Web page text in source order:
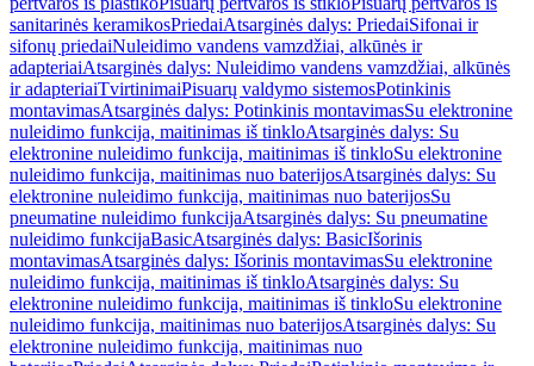
sanitarinės keramikosPriedaiAtsarginės dalys: PriedaiSifonai ir
sifonų priedaiNuleidimo vandens vamzdžiai, alkūnės ir
adapteriaiAtsarginės dalys: Nuleidimo vandens vamzdžiai, alkūnės
ir adapteriaiTvirtinimaiPisuarų valdymo sistemosPotinkinis
montavimasAtsarginės dalys: Potinkinis montavimasSu elektronine
nuleidimo funkcija, maitinimas iš tinkloAtsarginės dalys: Su
elektronine nuleidimo funkcija, maitinimas iš tinkloSu elektronine
nuleidimo funkcija, maitinimas nuo baterijosAtsarginės dalys: Su
elektronine nuleidimo funkcija, maitinimas nuo baterijosSu
pneumatine nuleidimo funkcijaAtsarginės dalys: Su pneumatine
nuleidimo funkcijaBasicAtsarginės dalys: BasicIšorinis
montavimasAtsarginės dalys: Išorinis montavimasSu elektronine
nuleidimo funkcija, maitinimas iš tinkloAtsarginės dalys: Su
elektronine nuleidimo funkcija, maitinimas iš tinkloSu elektronine
nuleidimo funkcija, maitinimas nuo baterijosAtsarginės dalys: Su
elektronine nuleidimo funkcija, maitinimas nuo